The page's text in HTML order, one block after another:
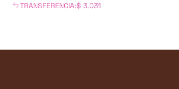
TRANSFERENCIA:$ 3.031